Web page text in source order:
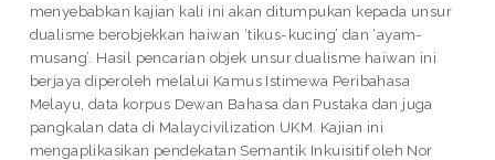
menyebabkan kajian kali ini akan ditumpukan kepada unsur
dualisme berobjekkan haiwan ‘tikus-kucing’ dan ‘ayam-
musang’. Hasil pencarian objek unsur dualisme haiwan ini
berjaya diperoleh melalui Kamus Istimewa Peribahasa
Melayu, data korpus Dewan Bahasa dan Pustaka dan juga
pangkalan data di Malaycivilization UKM. Kajian ini
mengaplikasikan pendekatan Semantik Inkuisitif oleh Nor